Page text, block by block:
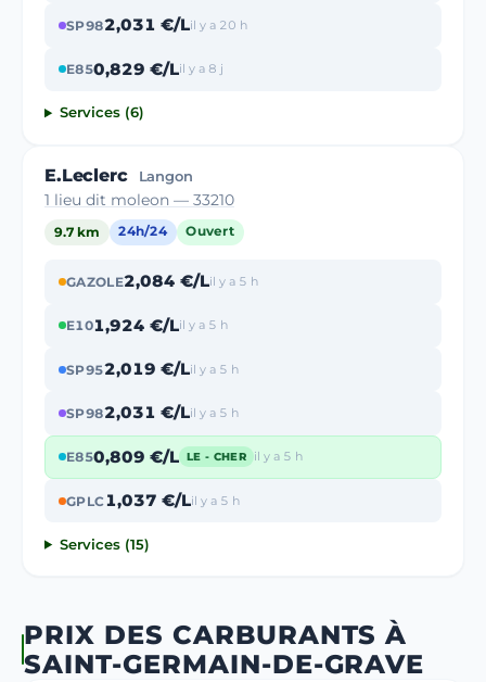
SP982,031 €/Lil y a 20 h
E850,829 €/Lil y a 8 j
Services (6)
E.Leclerc Langon
1 lieu dit moleon — 33210
9.7 km 24h/24 Ouvert
GAZOLE2,084 €/Lil y a 5 h
E101,924 €/Lil y a 5 h
SP952,019 €/Lil y a 5 h
SP982,031 €/Lil y a 5 h
E850,809 €/L LE - CHER il y a 5 h
GPLC1,037 €/Lil y a 5 h
Services (15)
PRIX DES CARBURANTS À
SAINT-GERMAIN-DE-GRAVE